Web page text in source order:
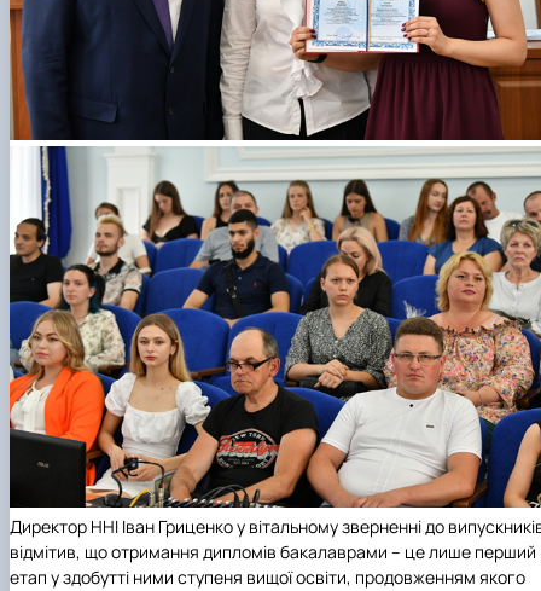
Директор ННІ Іван Гриценко у вітальному зверненні до
відмітив, що отримання дипломів бакалаврами – це лише перший
етап у здобутті ними ступеня вищої освіти, продовженням якого